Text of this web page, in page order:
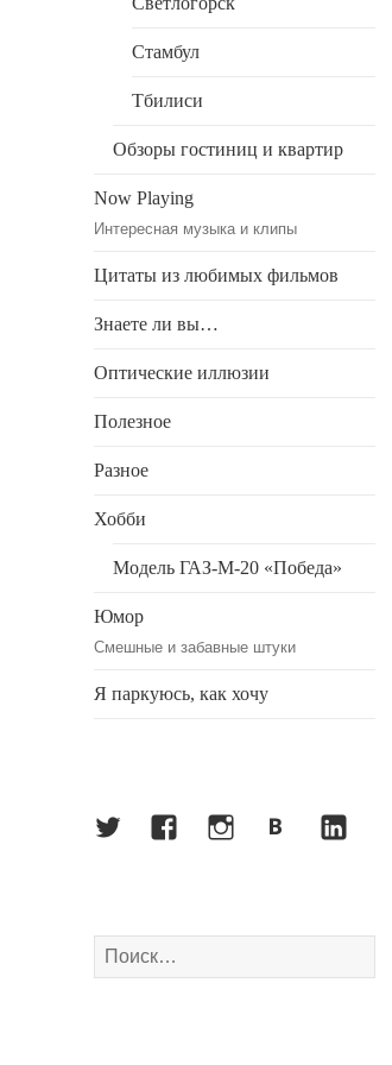
Стамбул
Тбилиси
Обзоры гостиниц и квартир
Now Playing
Интересная музыка и клипы
Цитаты из любимых фильмов
Знаете ли вы…
Оптические иллюзии
Полезное
Разное
Хобби
Модель ГАЗ-М-20 «Победа»
Юмор
Смешные и забавные штуки
Я паркуюсь, как хочу
Twitter FacebookInstagramВКонтактеLinkedIn
Найти: